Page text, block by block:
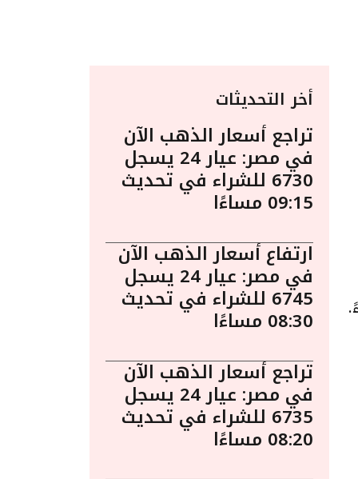
3:55 مساءً.
أخر التحديثات
تراجع أسعار الذهب الآن
في مصر: عيار 24 يسجل
6730 للشراء في تحديث
09:15 مساءًا
ارتفاع أسعار الذهب الآن
في مصر: عيار 24 يسجل
6745 للشراء في تحديث
08:30 مساءًا
تراجع أسعار الذهب الآن
في مصر: عيار 24 يسجل
6735 للشراء في تحديث
08:20 مساءًا